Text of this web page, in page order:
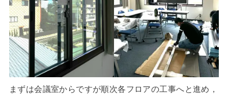
まずは会議室からですが順次各フロアの工事へと進め，